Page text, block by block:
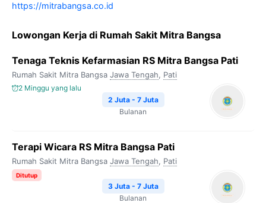
https://mitrabangsa.co.id
Lowongan Kerja di Rumah Sakit Mitra Bangsa
Tenaga Teknis Kefarmasian RS Mitra Bangsa Pati
Rumah Sakit Mitra Bangsa Jawa Tengah, Pati
2 Minggu yang lalu
2 Juta - 7 Juta
Bulanan
Terapi Wicara RS Mitra Bangsa Pati
Rumah Sakit Mitra Bangsa Jawa Tengah, Pati
Ditutup
3 Juta - 7 Juta
Bulanan